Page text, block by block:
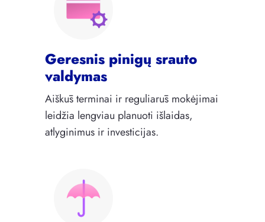
Geresnis pinigų srauto
valdymas
Aiškūs terminai ir reguliarūs mokėjimai
leidžia lengviau planuoti išlaidas,
atlyginimus ir investicijas.